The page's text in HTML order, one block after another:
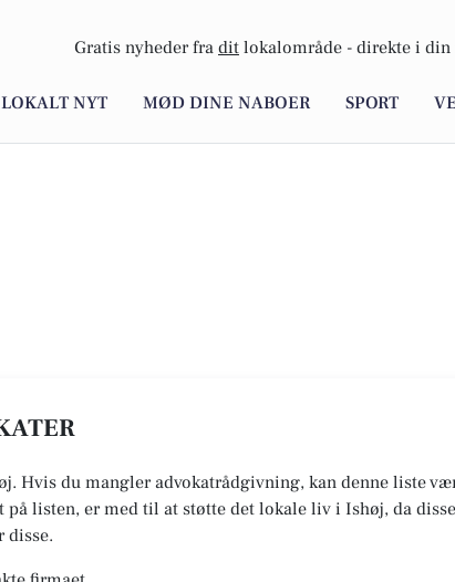
Gratis nyheder fra dit lokalområde - direkte i din
LOKALT NYT MØD DINE NABOER SPORT
Hvis du mangler advokatrådgivning, kan denne liste
listen, er med til at støtte det lokale liv i Ishøj, da
disse.